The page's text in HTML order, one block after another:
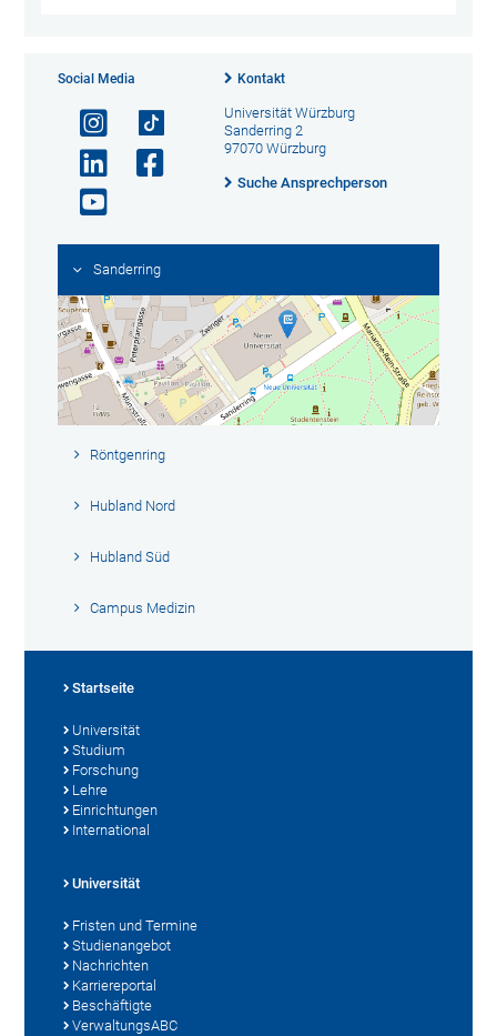
Social Media Kontakt
Universität Würzburg
Sanderring 2
97070 Würzburg
Suche Ansprechperson
Sanderring
Röntgenring
Hubland Nord
Hubland Süd
Campus Medizin
Startseite
Universität
Studium
Forschung
Lehre
Einrichtungen
International
Universität
Fristen und Termine
Studienangebot
Nachrichten
Karriereportal
Beschäftigte
VerwaltungsABC